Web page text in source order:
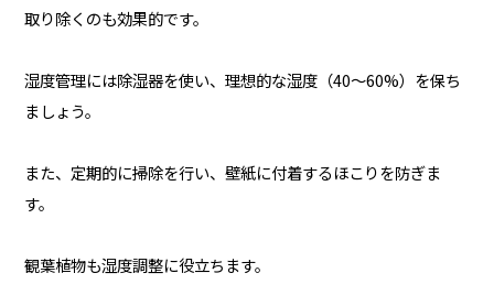
取り除くのも効果的です。
湿度管理には除湿器を使い、理想的な湿度（40〜60%）を保ち
ましょう。
また、定期的に掃除を行い、壁紙に付着するほこりを防ぎま
す。
観葉植物も湿度調整に役立ちます。